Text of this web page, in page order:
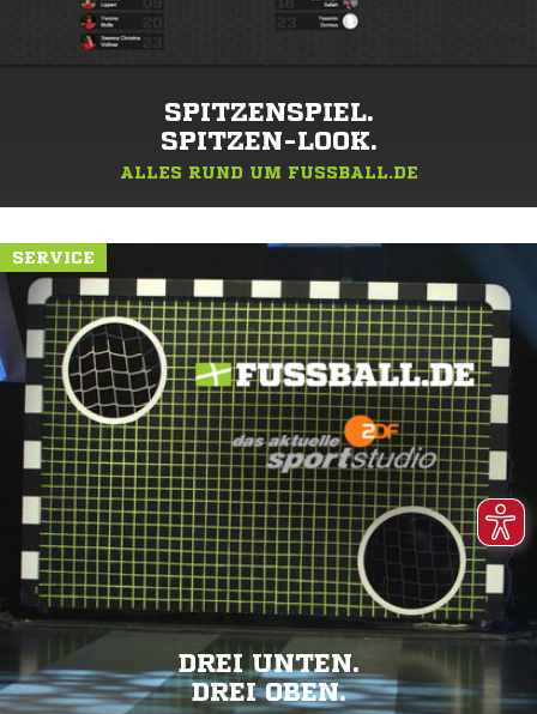
SPITZENSPIEL.
SPITZEN-LOOK.
ALLES RUND UM FUSSBALL.DE
SERVICE
DREI UNTEN.
DREI OBEN.